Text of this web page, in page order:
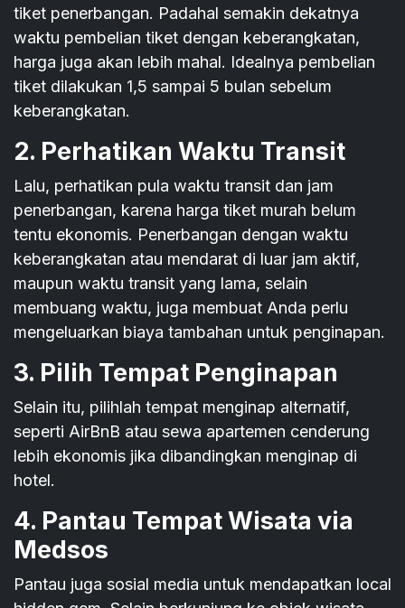
tiket penerbangan. Padahal semakin dekatnya
waktu pembelian tiket dengan keberangkatan,
harga juga akan lebih mahal. Idealnya pembelian
tiket dilakukan 1,5 sampai 5 bulan sebelum
keberangkatan.
2. Perhatikan Waktu Transit
Lalu, perhatikan pula waktu transit dan jam
penerbangan, karena harga tiket murah belum
tentu ekonomis. Penerbangan dengan waktu
keberangkatan atau mendarat di luar jam aktif,
maupun waktu transit yang lama, selain
membuang waktu, juga membuat Anda perlu
mengeluarkan biaya tambahan untuk penginapan.
3. Pilih Tempat Penginapan
Selain itu, pilihlah tempat menginap alternatif,
seperti AirBnB atau sewa apartemen cenderung
lebih ekonomis jika dibandingkan menginap di
hotel.
4. Pantau Tempat Wisata via
Medsos
Pantau juga sosial media untuk mendapatkan local